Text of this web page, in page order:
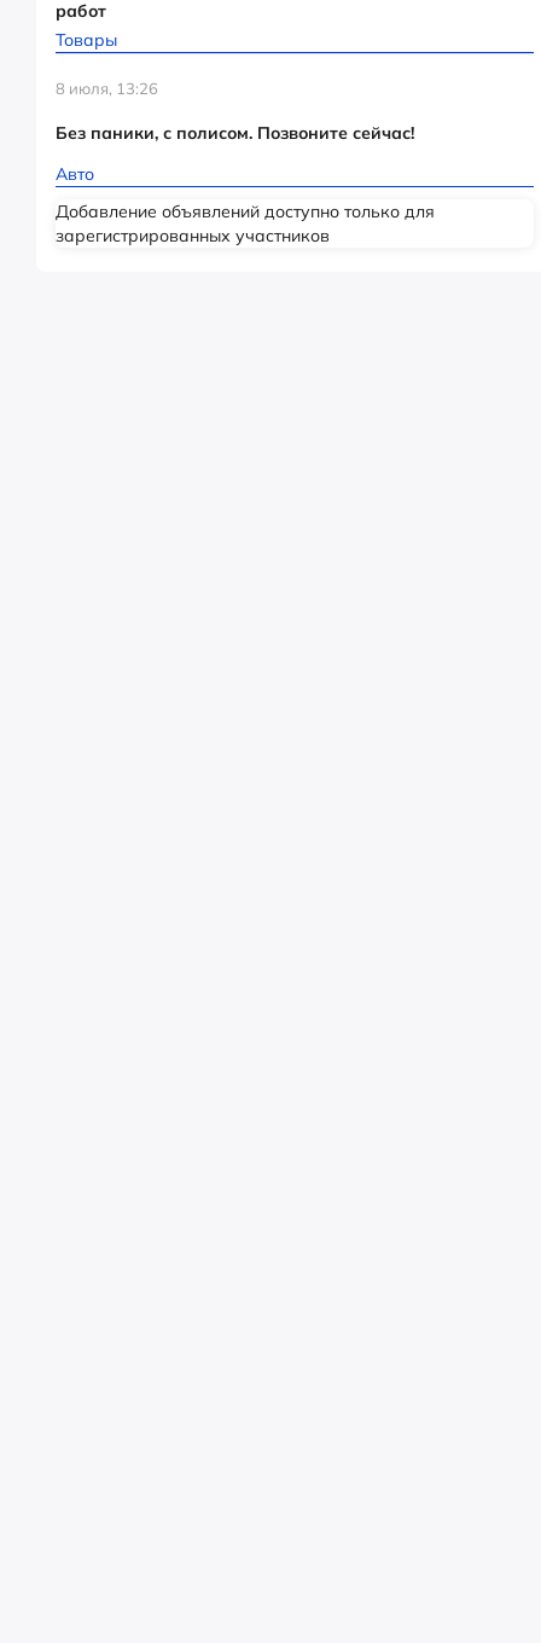
работ
Товары
8 июля, 13:26
Без паники, с полисом. Позвоните сейчас!
Авто
Добавление объявлений доступно только для
зарегистрированных участников